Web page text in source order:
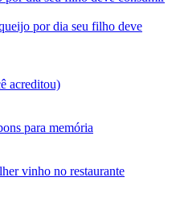
por dia seu filho deve
acreditou)
para memória
vinho no restaurante